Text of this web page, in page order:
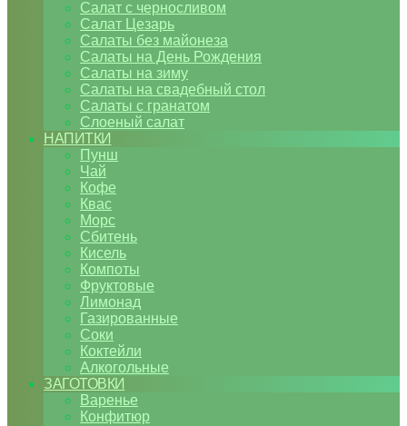
Салат с черносливом
Салат Цезарь
Салаты без майонеза
Салаты на День Рождения
Салаты на зиму
Салаты на свадебный стол
Салаты с гранатом
Слоеный салат
НАПИТКИ
Пунш
Чай
Кофе
Квас
Морс
Сбитень
Кисель
Компоты
Фруктовые
Лимонад
Газированные
Соки
Коктейли
Алкогольные
ЗАГОТОВКИ
Варенье
Конфитюр